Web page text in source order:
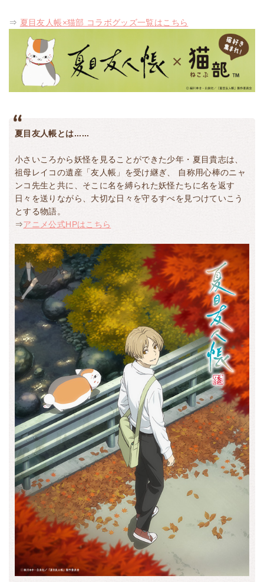
⇒ 夏目友人帳×猫部 コラボグッズ一覧はこちら
夏目友人帳とは......
小さいころから妖怪を見ることができた少年・夏目貴志は、
祖母レイコの遺産「友人帳」を受け継ぎ、 自称用心棒のニャ
ンコ先生と共に、そこに名を縛られた妖怪たちに名を返す
日々を送りながら、大切な日々を守るすべを見つけていこう
とする物語。
⇒アニメ公式HPはこちら